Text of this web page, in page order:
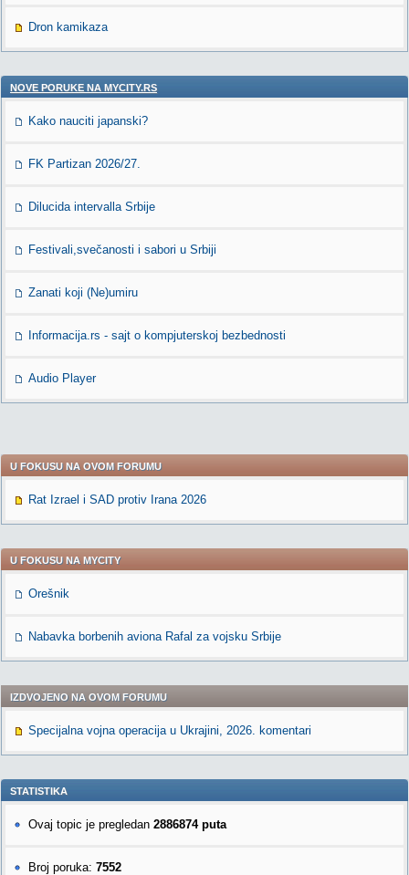
Dron kamikaza
NOVE PORUKE NA MYCITY.RS
Kako nauciti japanski?
FK Partizan 2026/27.
Dilucida intervalla Srbije
Festivali,svečanosti i sabori u Srbiji
Zanati koji (Ne)umiru
Informacija.rs - sajt o kompjuterskoj bezbednosti
Audio Player
U FOKUSU NA OVOM FORUMU
Rat Izrael i SAD protiv Irana 2026
U FOKUSU NA MYCITY
Orešnik
Nabavka borbenih aviona Rafal za vojsku Srbije
IZDVOJENO NA OVOM FORUMU
Specijalna vojna operacija u Ukrajini, 2026. komentari
STATISTIKA
Ovaj topic je pregledan 2886874 puta
Broj poruka: 7552